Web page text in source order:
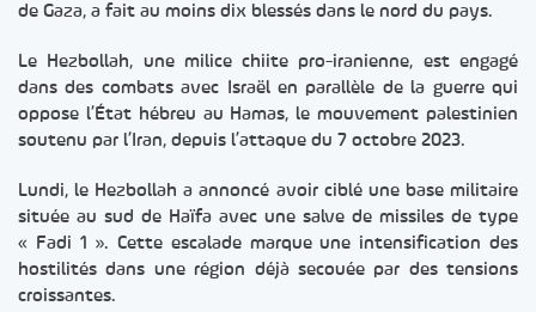
de Gaza, a fait au moins dix blessés dans le nord du pays.
Le Hezbollah, une milice chiite pro-iranienne, est engagé
dans des combats avec Israël en parallèle de la guerre qui
oppose l’État hébreu au Hamas, le mouvement palestinien
soutenu par l’Iran, depuis l’attaque du 7 octobre 2023.
Lundi, le Hezbollah a annoncé avoir ciblé une base militaire
située au sud de Haïfa avec une salve de missiles de type
« Fadi 1 ». Cette escalade marque une intensification des
hostilités dans une région déjà secouée par des tensions
croissantes.